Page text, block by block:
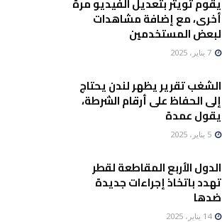
أخرى، مع إضافة مشاهدات
لبعض المستخدمين
الشغب تقرير يظهر لندن يحتاج
إلى الحفاظ على أرقام الشرطة،
يقول عمدة
الدول الأربع المقاطعة لقطر
تهدد باتخاذ إجراءات جديدة
ضدها
14 يناير، 2025